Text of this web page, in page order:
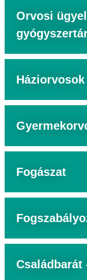
Orvosi
Háziorvosok
Fogászat
Családbarát